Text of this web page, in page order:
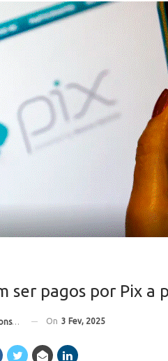
ser pagos por Pix a
On 3 Fev, 2025